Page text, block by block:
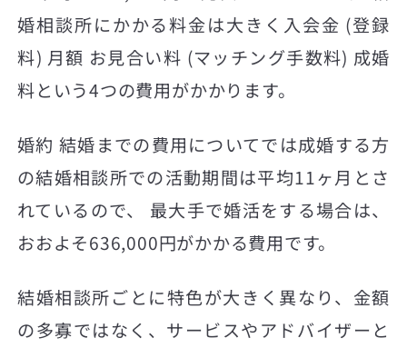
婚相談所にかかる料金は大きく入会金 (登録
料) 月額 お見合い料 (マッチング手数料) 成婚
料という4つの費用がかかります。
婚約 結婚までの費用についてでは成婚する方
の結婚相談所での活動期間は平均11ヶ月とさ
れているので、 最大手で婚活をする場合は、
おおよそ636,000円がかかる費用です。
結婚相談所ごとに特色が大きく異なり、金額
の多寡ではなく、サービスやアドバイザーと